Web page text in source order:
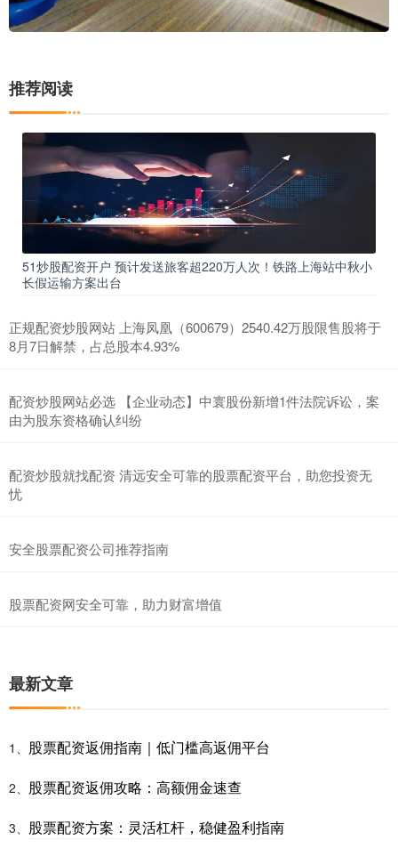
推荐阅读
51炒股配资开户 预计发送旅客超220万人次！铁路上海站中秋小
长假运输方案出台
正规配资炒股网站 上海凤凰（600679）2540.42万股限售股将于
8月7日解禁，占总股本4.93%
配资炒股网站必选 【企业动态】中寰股份新增1件法院诉讼，案
由为股东资格确认纠纷
配资炒股就找配资 清远安全可靠的股票配资平台，助您投资无
忧
安全股票配资公司推荐指南
股票配资网安全可靠，助力财富增值
最新文章
1、 股票配资返佣指南｜低门槛高返佣平台
2、 股票配资返佣攻略：高额佣金速查
3、 股票配资方案：灵活杠杆，稳健盈利指南